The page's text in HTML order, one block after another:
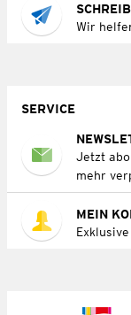
Wir
SERVICE
Jetzt
mehr
MEIN